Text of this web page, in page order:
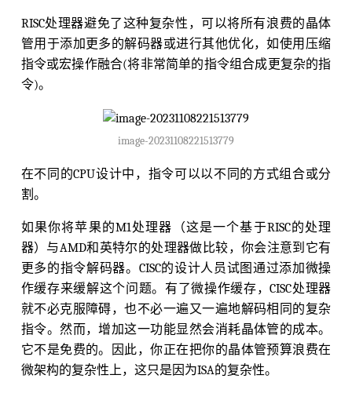
RISC处理器避免了这种复杂性，可以将所有浪费的晶体
管用于添加更多的解码器或进行其他优化，如使用压缩
指令或宏操作融合(将非常简单的指令组合成更复杂的指
令)。
image-20231108221513779
在不同的CPU设计中，指令可以以不同的方式组合或分
割。
如果你将苹果的M1处理器（这是一个基于RISC的处理
器）与AMD和英特尔的处理器做比较，你会注意到它有
更多的指令解码器。CISC的设计人员试图通过添加微操
作缓存来缓解这个问题。有了微操作缓存，CISC处理器
就不必克服障碍，也不必一遍又一遍地解码相同的复杂
指令。然而，增加这一功能显然会消耗晶体管的成本。
它不是免费的。因此，你正在把你的晶体管预算浪费在
微架构的复杂性上，这只是因为ISA的复杂性。